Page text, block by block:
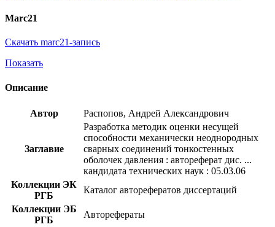
Marc21
Скачать marc21-запись
Показать
Описание
Автор Распопов, Андрей Александрович
Заглавие
Разработка методик оценки несущей
способности механически неоднородных
сварных соединений тонкостенных
оболочек давления : автореферат дис. ...
кандидата технических наук : 05.03.06
Коллекции ЭК
РГБ
Каталог авторефератов диссертаций
Коллекции ЭБ
РГБ
Авторефераты